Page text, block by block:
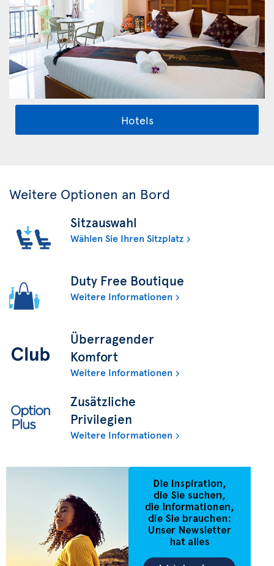
Hotels
Weitere Optionen an Bord
Sitzauswahl
Wählen Sie Ihren Sitzplatz
Duty Free Boutique
Weitere Informationen
Überragender
Komfort
Weitere Informationen
Zusätzliche
Privilegien
Weitere Informationen